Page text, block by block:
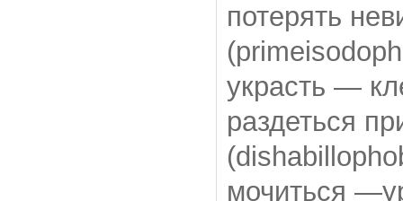
потерять
украсть —
раздеться
мочиться